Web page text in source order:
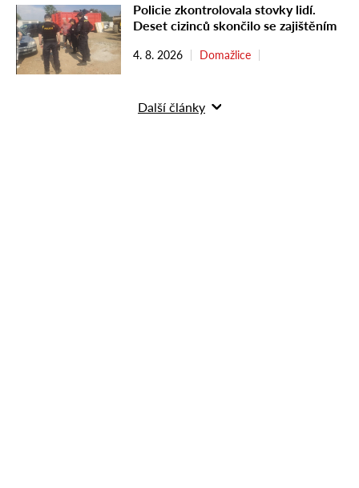
Policie zkontrolovala stovky lidí.
Deset cizinců skončilo se zajištěním
4. 8. 2026 Domažlice
Další články